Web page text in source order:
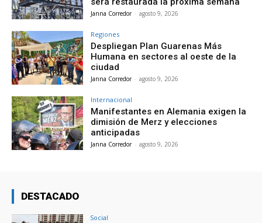
Janna Corredor - agosto 9, 2026
Regiones
Despliegan Plan Guarenas Más
Humana en sectores al oeste de la
ciudad
Janna Corredor - agosto 9, 2026
Internacional
Manifestantes en Alemania exigen la
dimisión de Merz y elecciones
anticipadas
Janna Corredor - agosto 9, 2026
DESTACADO
Social